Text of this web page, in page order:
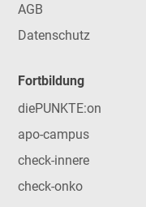
AGB
Datenschutz
Fortbildung
diePUNKTE:on
apo-campus
check-innere
check-onko